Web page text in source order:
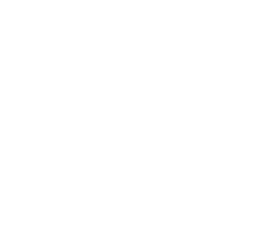
Alle wet- en regelgeving voor
Advocatenwet tot de